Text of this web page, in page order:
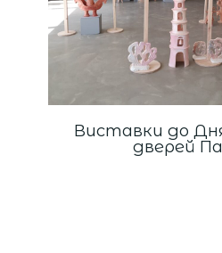
Виставки до
дверей